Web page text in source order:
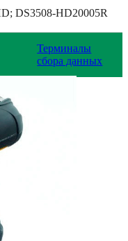
DS3508-HD20005R
Терминалы
сбора данных